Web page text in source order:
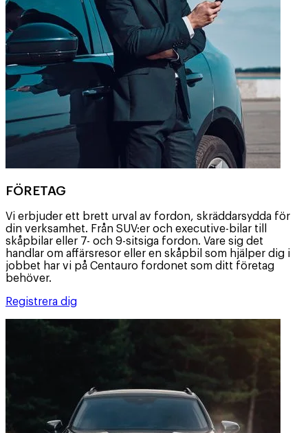
FÖRETAG
Vi erbjuder ett brett urval av fordon, skräddarsydda för
din verksamhet. Från SUV:er och executive-bilar till
skåpbilar eller 7- och 9-sitsiga fordon. Vare sig det
handlar om affärsresor eller en skåpbil som hjälper dig i
jobbet har vi på Centauro fordonet som ditt företag
behöver.
Registrera dig